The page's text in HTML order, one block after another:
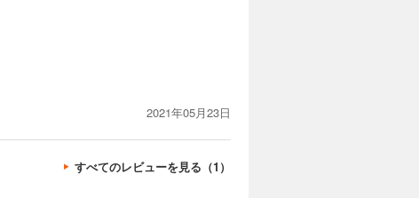
2021年05月23日
すべてのレビューを見る（1）